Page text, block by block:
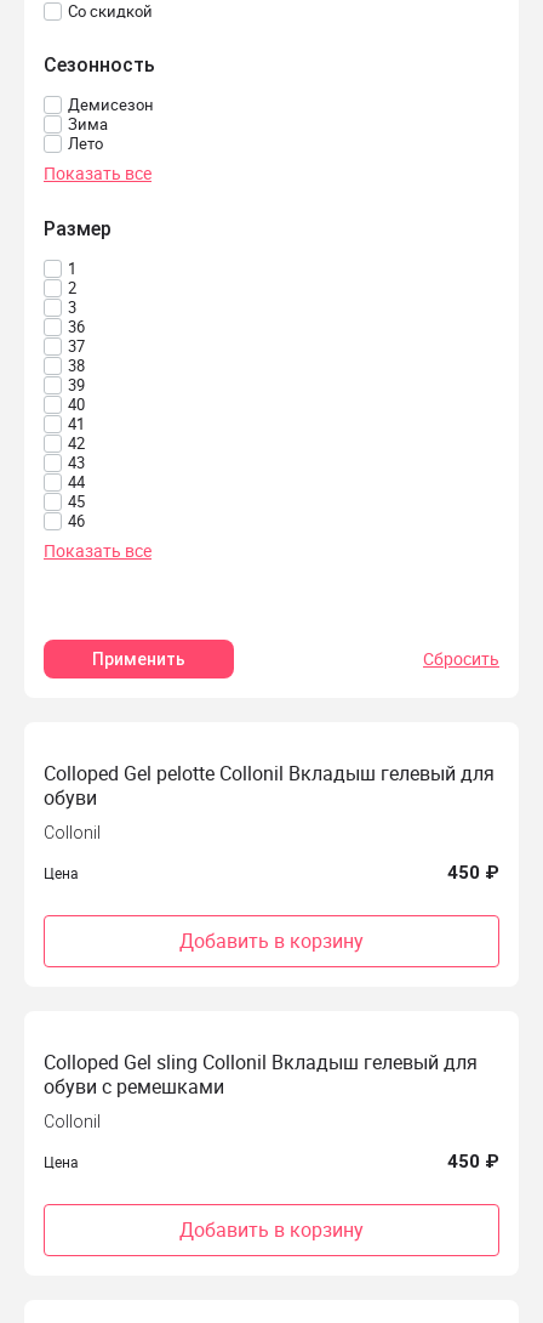
Со скидкой
Сезонность
Демисезон
Зима
Лето
Показать все
Размер
1
2
3
36
37
38
39
40
41
42
43
44
45
46
Показать все
Применить Сбросить
Colloped Gel pelotte Collonil Вкладыш гелевый для
обуви
Collonil
Цена 450 ₽
Добавить в корзину
Colloped Gel sling Collonil Вкладыш гелевый для
обуви с ремешками
Collonil
Цена 450 ₽
Добавить в корзину